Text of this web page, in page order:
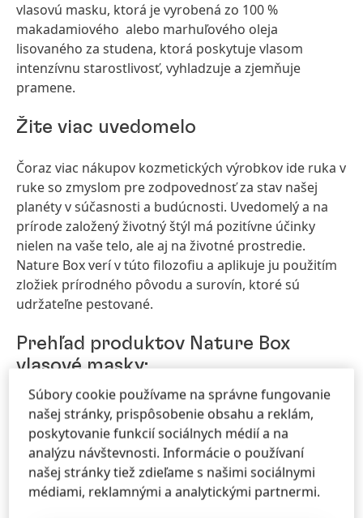
vlasovú masku, ktorá je vyrobená zo 100 %
makadamiového alebo marhuľového oleja
lisovaného za studena, ktorá poskytuje vlasom
intenzívnu starostlivosť, vyhladzuje a zjemňuje
pramene.
Žite viac uvedomelo
Čoraz viac nákupov kozmetických výrobkov ide ruka v
ruke so zmyslom pre zodpovednosť za stav našej
planéty v súčasnosti a budúcnosti. Uvedomelý a na
prírode založený životný štýl má pozitívne účinky
nielen na vaše telo, ale aj na životné prostredie.
Nature Box verí v túto filozofiu a aplikuje ju použitím
zložiek prírodného pôvodu a surovín, ktoré sú
udržateľne pestované.
Prehľad produktov Nature Box
vlasové masky:
Nature Box Recovery Mask, 5,99 EUR/200 ml
Pre hlboko ošetrené vlasové vlákna a ochranu pred
budúcimi poškodeniami.
Nature Box Color Caring Cream, 5,99 EUR/200 ml
Pre žiarivú farbu vlasov a extra starostlivosť s
Súbory cookie používame na správne fungovanie
našej stránky, prispôsobenie obsahu a reklám,
poskytovanie funkcií sociálnych médií a na
analýzu návštevnosti. Informácie o používaní
našej stránky tiež zdieľame s našimi sociálnymi
médiami, reklamnými a analytickými partnermi.